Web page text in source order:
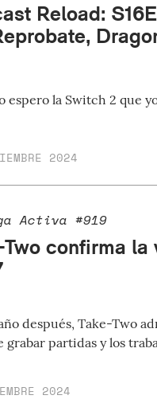
Reload:
espero la Switch 2 que
2024
Activa #919
Two confirma
después, Take-Two
partidas y los
2024